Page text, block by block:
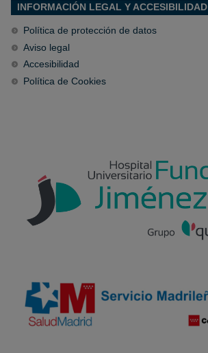
INFORMACIÓN LEGAL Y ACCESIBILIDAD
Política de protección de datos
Aviso legal
Accesibilidad
Política de Cookies